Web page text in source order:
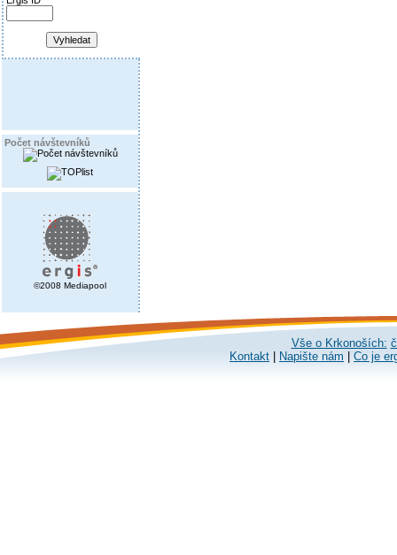
Počet návštevníků
©2008 Mediapool
Vše o Krkonoších:
Kontakt
Napište nám Co je